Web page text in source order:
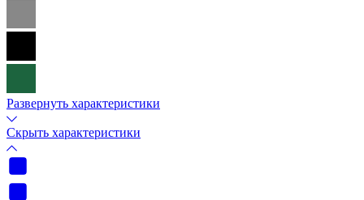
Развернуть характеристики
Скрыть характеристики